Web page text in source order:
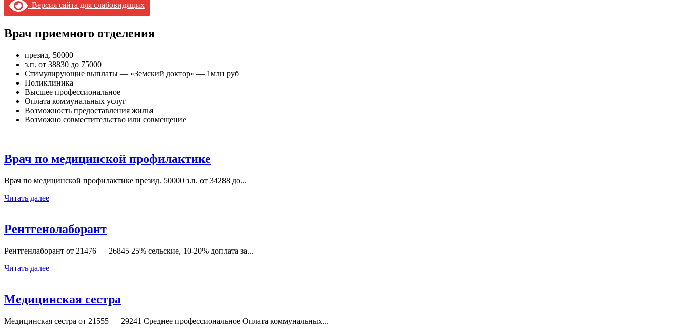
Версия сайта для слабовидящих
Врач приемного отделения
презид. 50000
з.п. от 38830 до 75000
Стимулирующие выплаты — «Земский доктор» — 1млн руб
Поликлиника
Высшее профессиональное
Оплата коммунальных услуг
Возможность предоставления жилья
Возможно совместительство или совмещение
Врач по медицинской профилактике
Врач по медицинской профилактике презид. 50000 з.п. от 34288 до...
Читать далее
Рентгенолаборант
Рентгенлаборант от 21476 — 26845 25% сельские, 10-20% доплата за...
Читать далее
Медицинская сестра
Медицинская сестра от 21555 — 29241 Среднее профессиональное Оплата коммунальных...